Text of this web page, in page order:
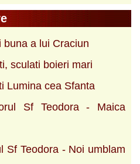
buna a lui Craciun
sculati boieri mari
Lumina cea Sfanta
Sf Teodora - Maica
Sf Teodora - Noi umblam